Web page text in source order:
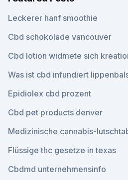
Leckerer hanf smoothie
Cbd schokolade vancouver
Cbd lotion widmete sich
Was ist cbd infundiert
Epidiolex cbd prozent
Cbd pet products denver
Medizinische cannabis-
Flüssige thc gesetze in texas
Cbdmd unternehmensinfo